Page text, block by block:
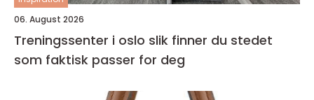
06. August 2026
Treningssenter i oslo slik finner du stedet
som faktisk passer for deg